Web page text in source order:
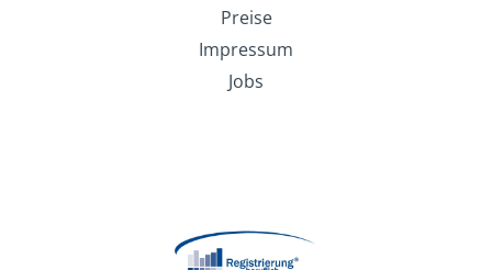
Preise
Impressum
Jobs